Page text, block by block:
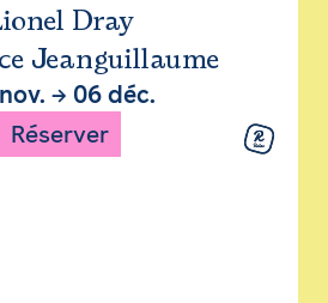
Dray
Jeanguillaume
→ 06 déc.
Réserver